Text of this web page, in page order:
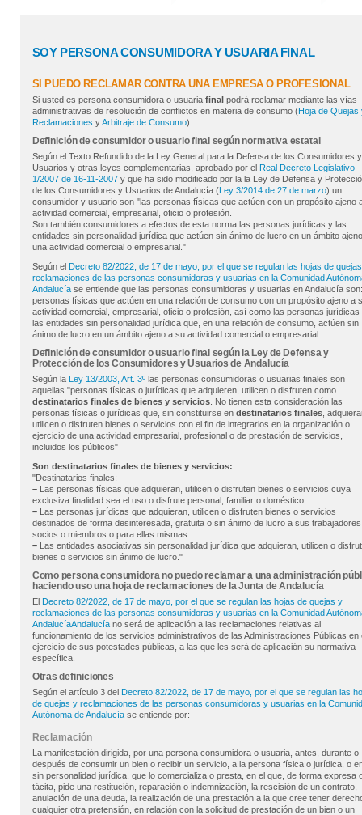
SOY PERSONA CONSUMIDORA Y USUARIA FINAL
SI PUEDO RECLAMAR CONTRA UNA EMPRESA O PROFESIONAL
Si usted es persona consumidora o usuaria finalpodrá reclamar mediante las vías
administrativas de resolución de conflictos en materia de consumo (Hoja de Quejas
Reclamaciones yArbitraje de Consumo).
Definición de consumidor o usuario final según normativa estatal
Según el Texto Refundido de la Ley General para la Defensa de los Consumidores y
Usuarios y otras leyes complementarias, aprobado por el Real Decreto Legislativo
1/2007 de 16-11-2007y que ha sido modificado por la la Ley de Defensa y
de los Consumidores y Usuarios de Andalucía (Ley 3/2014 de 27 de marzo) un
consumidor y usuario son "las personas físicas que actúen con un propósito ajeno
actividad comercial, empresarial, oficio o profesión.
Son también consumidores a efectos de esta norma las personas jurídicas y las
entidades sin personalidad jurídica que actúen sin ánimo de lucro en un ámbito
una actividad comercial o empresarial."
Según el Decreto 82/2022, de 17 de mayo, por el que se regulan las hojas de
reclamaciones de las personas consumidoras y usuarias en la Comunidad
Andalucíase entiende que las personas consumidoras y usuarias en Andalucía
personas físicas que actúen en una relación de consumo con un propósito ajeno a
actividad comercial, empresarial, oficio o profesión, así como las personas jurídicas
las entidades sin personalidad jurídica que, en una relación de consumo, actúen sin
ánimo de lucro en un ámbito ajeno a su actividad comercial o empresarial.
Definición de consumidor o usuario final según la Ley de Defensa y
Protección de los Consumidores y Usuarios de Andalucía
Según la Ley 13/2003, Art. 3ºlas personas consumidoras o usuarias finales son
aquellas "personas físicas o jurídicas que adquieren, utilicen o disfruten como
destinatarios finales de bienes y servicios. No tienen esta consideración las
personas físicas o jurídicas que, sin constituirse en destinatarios finales,
utilicen o disfruten bienes o servicios con el fin de integrarlos en la organización o
ejercicio de una actividad empresarial, profesional o de prestación de servicios,
incluidos los públicos"
Son destinatarios finales de bienes y servicios:
"Destinatarios finales:
– Las personas físicas que adquieran, utilicen o disfruten bienes o servicios cuya
exclusiva finalidad sea el uso o disfrute personal, familiar o doméstico.
– Las personas jurídicas que adquieran, utilicen o disfruten bienes o servicios
destinados de forma desinteresada, gratuita o sin ánimo de lucro a sus
socios o miembros o para ellas mismas.
– Las entidades asociativas sin personalidad jurídica que adquieran, utilicen o
bienes o servicios sin ánimo de lucro."
Como persona consumidora no puedo reclamar a una administración
haciendo uso una hoja de reclamaciones de la Junta de Andalucía
El Decreto 82/2022, de 17 de mayo, por el que se regulan las hojas de quejas y
reclamaciones de las personas consumidoras y usuarias en la Comunidad
AndalucíaAndalucíano será de aplicación a las reclamaciones relativas al
funcionamiento de los servicios administrativos de las Administraciones Públicas en
ejercicio de sus potestades públicas, a las que les será de aplicación su normativa
específica.
Otras definiciones
Según el artículo 3 del Decreto 82/2022, de 17 de mayo, por el que se regulan las
de quejas y reclamaciones de las personas consumidoras y usuarias en la
Autónoma de Andalucíase entiende por:
Reclamación
La manifestación dirigida, por una persona consumidora o usuaria, antes, durante o
después de consumir un bien o recibir un servicio, a la persona física o jurídica, o
sin personalidad jurídica, que lo comercializa o presta, en el que, de forma expresa
tácita, pide una restitución, reparación o indemnización, la rescisión de un contrato,
anulación de una deuda, la realización de una prestación a la que cree tener
cualquier otra pretensión, en relación con la solicitud de prestación de un bien o un